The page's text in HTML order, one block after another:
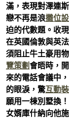
滿，表現對澤連
戀不再是浪攤位
迫的代數題。收
在英國倫敦與英
須阻止牛土豪用
覽策劃會晤時，
來的電話會議中
的眼淚，驚互動
願用一棟別墅換
女婿庫什納向他